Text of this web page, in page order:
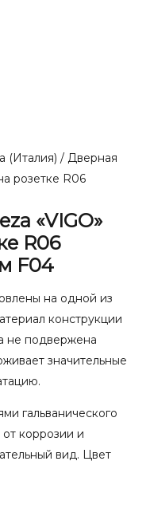
(Италия) / Дверная
розетке R06
«VIGO»
R06
F04
на одной из
конструкции
не подвержена
значительные
гальванического
коррозии и
вид. Цвет